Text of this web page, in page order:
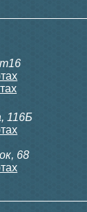
с
20-
itermic
5 150
116Б
68